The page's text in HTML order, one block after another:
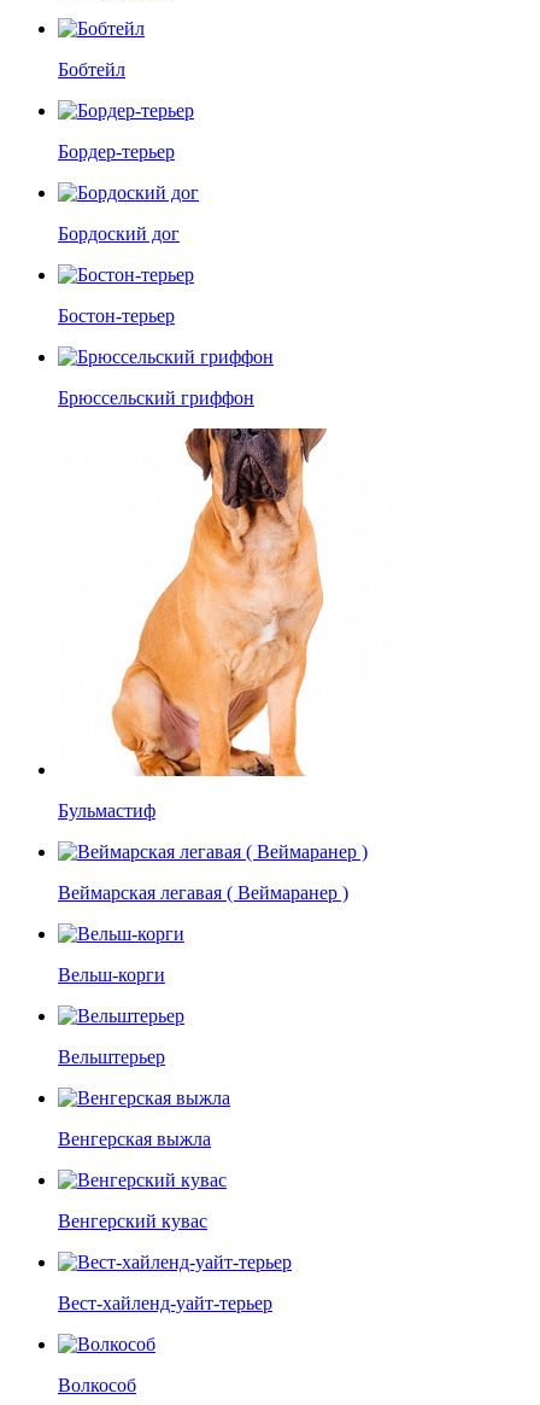
Бобтейл
Бордер-терьер
Бордоский дог
Бостон-терьер
Брюссельский гриффон
Бульмастиф
Веймарская легавая ( Веймаранер )
Вельш-корги
Вельштерьер
Венгерская выжла
Венгерский кувас
Вест-хайленд-уайт-терьер
Волкособ